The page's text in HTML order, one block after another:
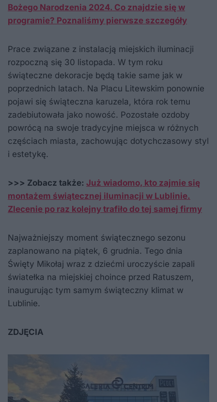
Bożego Narodzenia 2024. Co znajdzie się w
programie? Poznaliśmy pierwsze szczegóły
Prace związane z instalacją miejskich iluminacji
rozpoczną się 30 listopada. W tym roku
świąteczne dekoracje będą takie same jak w
poprzednich latach. Na Placu Litewskim ponownie
pojawi się świąteczna karuzela, która rok temu
zadebiutowała jako nowość. Pozostałe ozdoby
powrócą na swoje tradycyjne miejsca w różnych
częściach miasta, zachowując dotychczasowy styl
i estetykę.
>>> Zobacz także: Już wiadomo, kto zajmie się
montażem świątecznej iluminacji w Lublinie.
Zlecenie po raz kolejny trafiło do tej samej firmy
Najważniejszy moment świątecznego sezonu
zaplanowano na piątek, 6 grudnia. Tego dnia
Święty Mikołaj wraz z dziećmi uroczyście zapali
światełka na miejskiej choince przed Ratuszem,
inaugurując tym samym świąteczny klimat w
Lublinie.
ZDJĘCIA